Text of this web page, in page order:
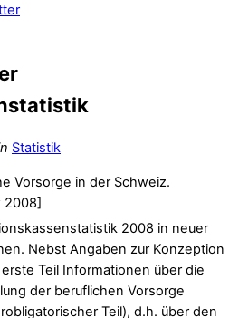
Statistik
2008 in neuer
Nebst Angaben zur Konzeption
Teil Informationen über die
der beruflichen Vorsorge
Teil), d.h. über den